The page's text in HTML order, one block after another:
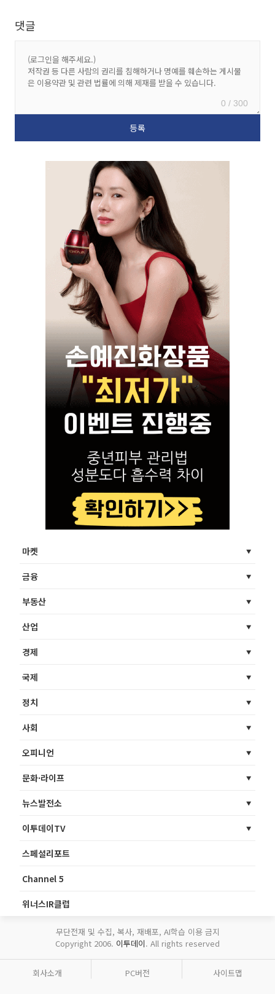
댓글
0 / 300
마켓
금융
부동산
산업
경제
국제
정치
사회
오피니언
문화·라이프
뉴스발전소
이투데이TV
스페셜리포트
Channel 5
위너스IR클럽
무단전재 및 수집, 복사, 재배포, AI학습 이용 금지
Copyright 2006. 이투데이. All rights reserved
회사소개 PC버전 사이트맵